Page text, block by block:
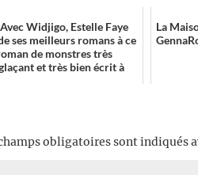
Widjigo, Estelle Faye
ses meilleurs romans à ce
de monstres très
et très bien écrit à
La
obligatoires sont indiqués